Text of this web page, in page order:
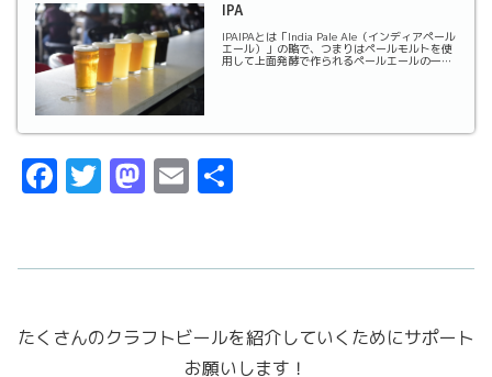
IPA
IPAIPAとは「India Pale Ale（インディアペール
エール）」の略で、つまりはペールモルトを使
用して上面発酵で作られるペールエールの一
F
e
b
o
T
t
er
M
o
o
E
l
たくさんのクラフトビールを紹介していくためにサポート
お願いします！